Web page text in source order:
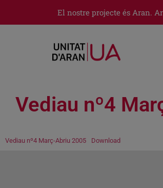
El nostre projecte és Aran.
Vediau nº4
Vediau nº4 Març-Abriu 2005 Download